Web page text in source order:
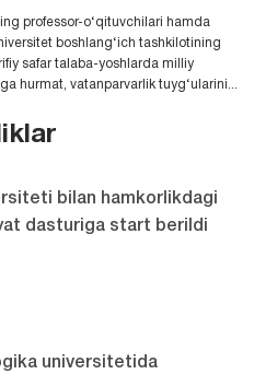
professor-o‘qituvchilari hamda
boshlang‘ich tashkilotining
safar talaba-yoshlarda milliy
hurmat, vatanparvarlik tuyg‘ularini...
bilan hamkorlikdagi
dasturiga start berildi
universitetida